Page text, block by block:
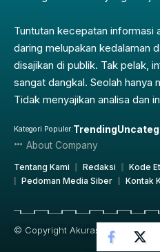
Tuntutan kecepatan informasi
daring melupakan kedalaman
disajikan di publik. Tak pelak,
sangat dangkal. Seolah hanya
Tidak menyajikan analisa dan
Kategori Populer:Trending
About Company
Tentang Kami Redaksi
Kode
Pedoman Media Siber
Kontak
© Copyright Akurasi.id 2019 –